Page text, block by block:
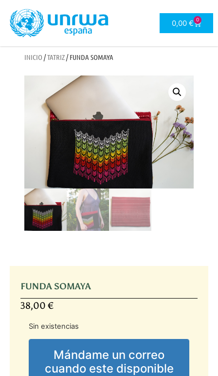
0,00 € 0
FUNDA SOMAYA
38,00 €
Sin existencias
Mándame un correo
cuando este disponible
INICIO/TATRIZ/ FUNDA SOMAYA